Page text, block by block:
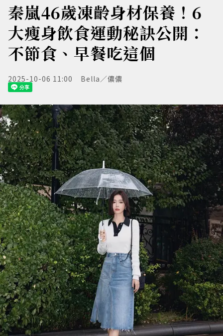
秦嵐46歲凍齡身材保養！6
大瘦身飲食運動秘訣公開：
不節食、早餐吃這個
2025-10-06 11:00 Bella／儂儂